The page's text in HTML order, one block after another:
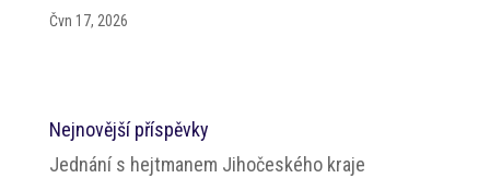
Čvn 17, 2026
Nejnovější příspěvky
Jednání s hejtmanem Jihočeského kraje